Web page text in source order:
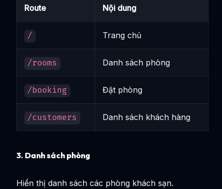
Route Nội dung
/ Trang chủ
/rooms Danh sách phòng
/booking Đặt phòng
/customers Danh sách khách hàng
3. Danh sách phòng
Hiển thị danh sách các phòng khách sạn.